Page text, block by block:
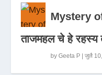
Mystery
ताजमहल चे हे रहस्य
byGeeta P |जुलै